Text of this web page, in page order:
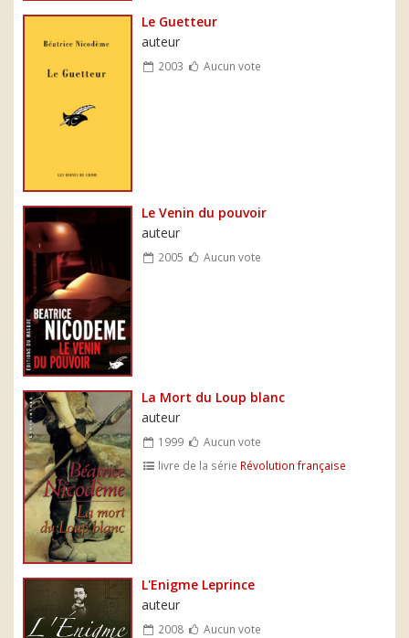
Le Guetteur
auteur
2003 Aucun vote
Le Venin du pouvoir
auteur
2005 Aucun vote
La Mort du Loup blanc
auteur
1999
Aucun vote
livre de la série Révolution française
L'Enigme Leprince
auteur
2008 Aucun vote